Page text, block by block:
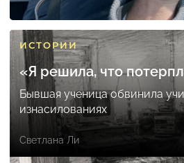
ИСТОРИИ
«Я решила, что
Бывшая ученица обвинила
изнасилованиях
Светлана Ли